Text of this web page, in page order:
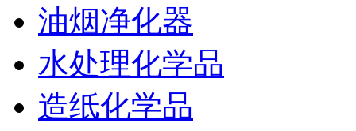
油烟净化器
水处理化学品
造纸化学品